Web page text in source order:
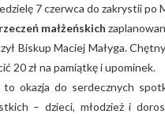
7 czerwca do zakrystii po
małżeńskich
Biskup Maciej Małyga.
20 zł na pamiątkę i upominek.
okazja do serdecznych
– dzieci, młodzież i